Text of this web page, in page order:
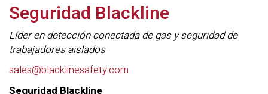
Seguridad Blackline
Líder en detección conectada de gas y seguridad de
trabajadores aislados
sales@blacklinesafety.com
Seguridad Blackline